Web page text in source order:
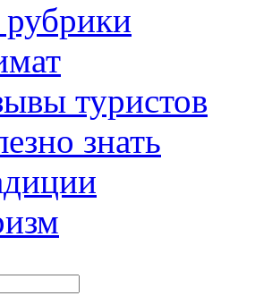
рубрики
туристов
знать